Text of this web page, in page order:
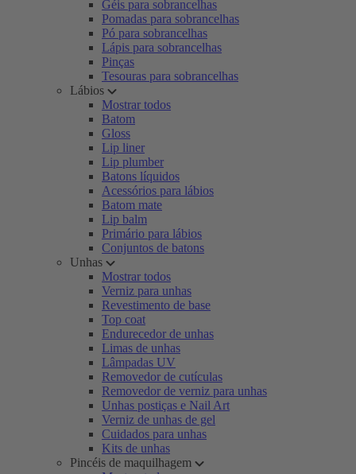
Géis para sobrancelhas
Pomadas para sobrancelhas
Pó para sobrancelhas
Lápis para sobrancelhas
Pinças
Tesouras para sobrancelhas
Lábios
Mostrar todos
Batom
Gloss
Lip liner
Lip plumber
Batons líquidos
Acessórios para lábios
Batom mate
Lip balm
Primário para lábios
Conjuntos de batons
Unhas
Mostrar todos
Verniz para unhas
Revestimento de base
Top coat
Endurecedor de unhas
Limas de unhas
Lâmpadas UV
Removedor de cutículas
Removedor de verniz para unhas
Unhas postiças e Nail Art
Verniz de unhas de gel
Cuidados para unhas
Kits de unhas
Pincéis de maquilhagem